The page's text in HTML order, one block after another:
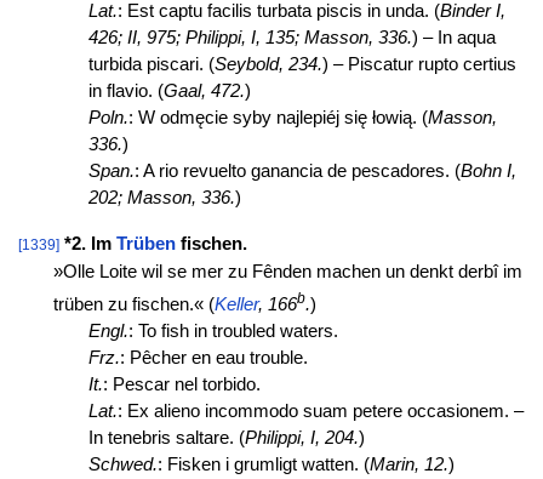
Lat.: Est captu facilis turbata piscis in unda. (Binder I,
426; II, 975; Philippi, I, 135; Masson, 336.) – In aqua
turbida piscari. (Seybold, 234.) – Piscatur rupto certius
in flavio. (Gaal, 472.)
Poln.: W odmęcie syby najlepiéj się łowią. (Masson,
336.)
Span.: A rio revuelto ganancia de pescadores. (Bohn I,
202; Masson, 336.)
[1339] *2. Im Trübenfischen.
»Olle Loite wil se mer zu Fênden machen un denkt derbî im
trüben zu fischen.« (Keller, 166b.)
Engl.: To fish in troubled waters.
Frz.: Pêcher en eau trouble.
It.: Pescar nel torbido.
Lat.: Ex alieno incommodo suam petere occasionem. –
In tenebris saltare. (Philippi, I, 204.)
Schwed.: Fisken i grumligt watten. (Marin, 12.)